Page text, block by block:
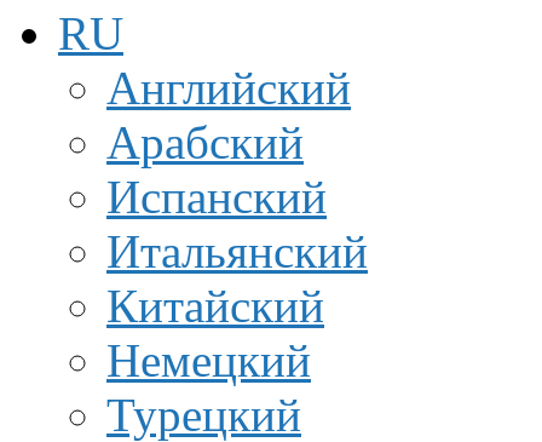
RU
Английский
Арабский
Испанский
Итальянский
Китайский
Немецкий
Турецкий